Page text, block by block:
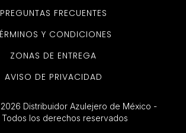
PREGUNTAS FRECUENTES
Y CONDICIONES
ZONAS DE ENTREGA
AVISO DE PRIVACIDAD
Distribuidor Azulejero de México -
Todos los derechos reservados